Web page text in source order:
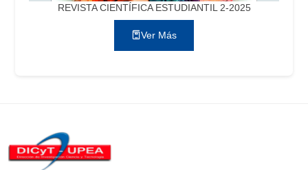
REVISTA CIENTÍFICA ESTUDIANTIL 2-2025
Ver Más